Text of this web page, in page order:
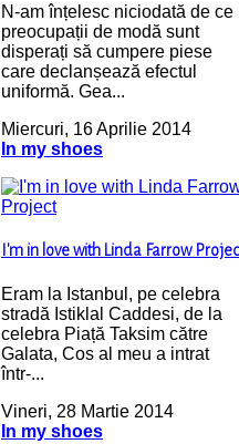
N-am înțelesc niciodată de ce
preocupații de modă sunt
disperați să cumpere piese
care declanșează efectul
uniformă. Gea...
Miercuri, 16 Aprilie 2014
In my shoes
I'm in love with Linda Farrow
Eram la Istanbul, pe celebra
stradă Istiklal Caddesi, de la
celebra Piață Taksim către
Galata, Cos al meu a intrat
într-...
Vineri, 28 Martie 2014
In my shoes